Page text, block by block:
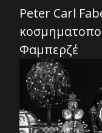
Peter Carl
Φαμπερζέ